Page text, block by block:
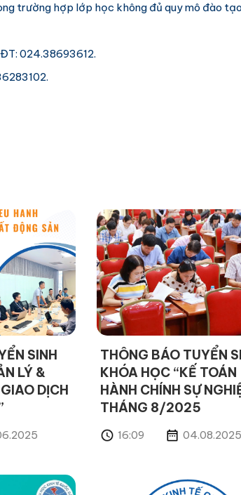
trường hợp lớp học không đủ quy mô đào
ĐT: 024.38693612.
SINH
LÝ &
DỊCH
THÔNG BÁO TUYỂN
KHÓA HỌC “KẾ TOÁN
HÀNH CHÍNH SỰ
THÁNG 8/2025
16:09 04.08.2025